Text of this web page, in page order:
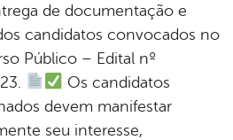
de documentação e
candidatos convocados no
Público – Edital nº
Os candidatos
devem manifestar
seu interesse,